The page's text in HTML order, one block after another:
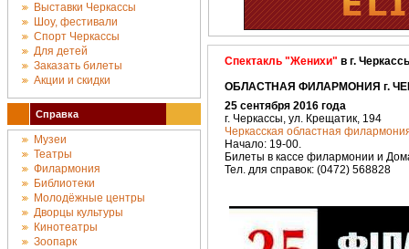
Выставки Черкассы
Шоу, фестивали
Спорт Черкассы
Для детей
Заказать билеты
Акции и скидки
Справка
Музеи
Театры
Филармония
Библиотеки
Молодёжные центры
Дворцы культуры
Кинотеатры
Зоопарк
Спектакль "Женихи" в г.
ОБЛАСТНАЯ ФИЛАРМОНИЯ г.
25 сентября 2016 года
г. Черкассы, ул. Крещатик, 194
Черкасская областная
Начало: 19-00.
Билеты в кассе филармонии и
Тел. для справок: (0472) 568828